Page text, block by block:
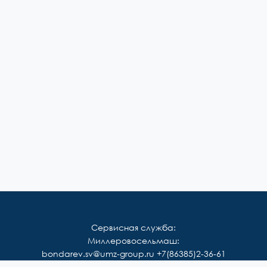
Сервисная служба:
Миллеровосельмаш:
bondarev.sv@umz-group.ru +7(86385)2-36-61